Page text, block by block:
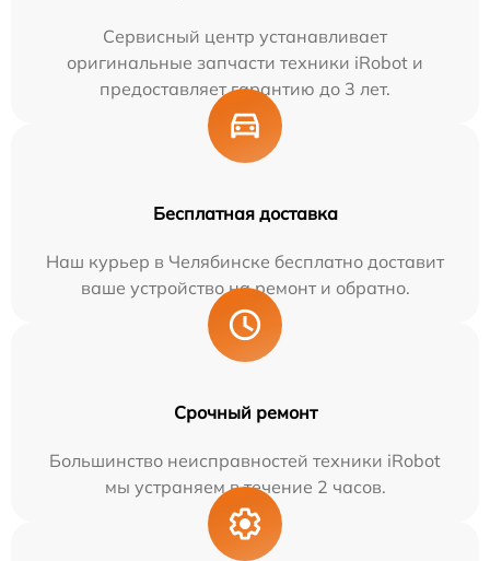
Сервисный центр устанавливает
оригинальные запчасти техники iRobot и
предоставляет гарантию до 3 лет.
Бесплатная доставка
Наш курьер в Челябинске бесплатно доставит
ваше устройство на ремонт и обратно.
Срочный ремонт
Большинство неисправностей техники iRobot
мы устраняем в течение 2 часов.